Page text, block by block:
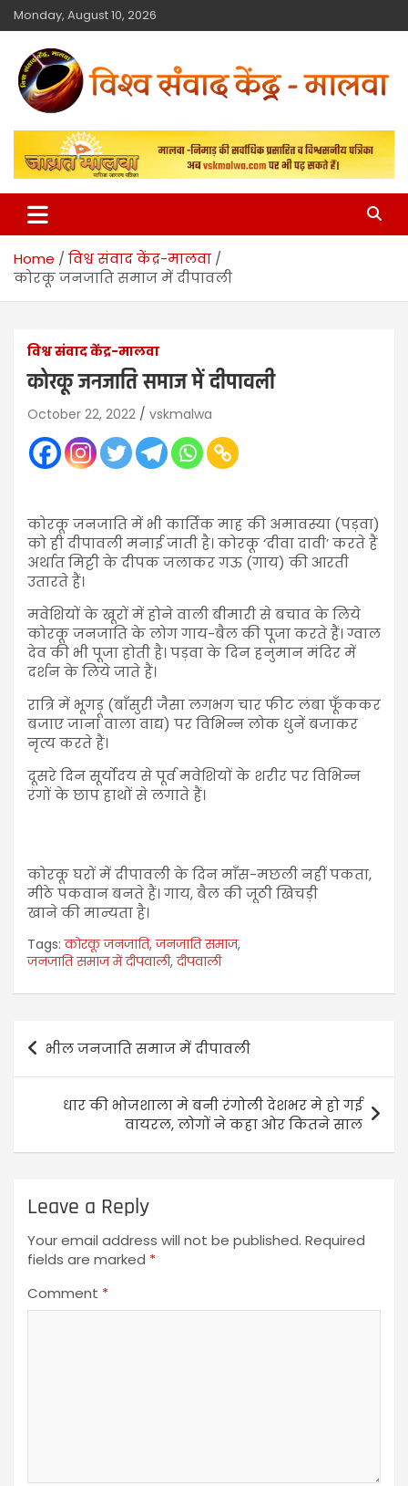
Monday, August 10, 2026
विश्व संवाद केंद्र
मालवा
Home
विश्व संवाद केंद्र-मालवा
कोरकू जनजाति समाज में दीपावली
विश्व संवाद केंद्र-मालवा
कोरकू जनजाति समाज में दीपावली
October 22, 2022 vskmalwa
कोरकू जनजाति में भी कार्तिक माह की अमावस्या (पड़वा)
को ही दीपावली मनाई जाती है। कोरकू ‘दीवा दावी’ करते हैं
अर्थात मिट्टी के दीपक जलाकर गऊ (गाय) की आरती
उतारते हैं।
मवेशियों के खूरों में होने वाली बीमारी से बचाव के लिये
कोरकू जनजाति के लोग गाय-बैल की पूजा करते हैं। ग्वाल
देव की भी पूजा होती है। पड़वा के दिन हनुमान मंदिर में
दर्शन के लिये जाते हैं।
रात्रि में भूगड़ू (बाँसुरी जैसा लगभग चार फीट लंबा फूँककर
बजाए जाना वाला वाद्य) पर विभिन्न लोक धुनें बजाकर
नृत्य करते हैं।
दूसरे दिन सूर्योदय से पूर्व मवेशियों के शरीर पर विभिन्न
रंगों के छाप हाथों से लगाते हैं।
कोरकू घरों में दीपावली के दिन माँस-मछली नहीं पकता,
मीठे पकवान बनते हैं। गाय, बैल की जूठी खिचड़ी
खाने की मान्यता है।
Tags: कोरकू जनजाति,जनजाति समाज,
जनजाति समाज में दीपवाली,दीपवाली
भील जनजाति समाज में दीपावली
धार की भोजशाला मे बनी रंगोली देशभर मे हो गई
वायरल, लोगों ने कहा ओर कितने साल
Leave a Reply
Your email address will not be published. Required
fields are marked *
Comment *